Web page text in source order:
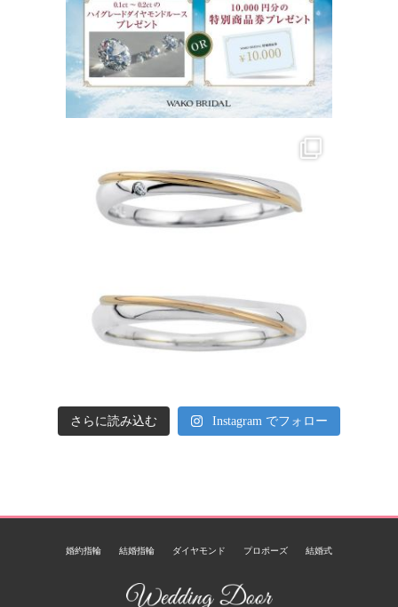
さらに読み込む Instagram でフォロー
婚約指輪 結婚指輪 ダイヤモンド プロポーズ 結婚式